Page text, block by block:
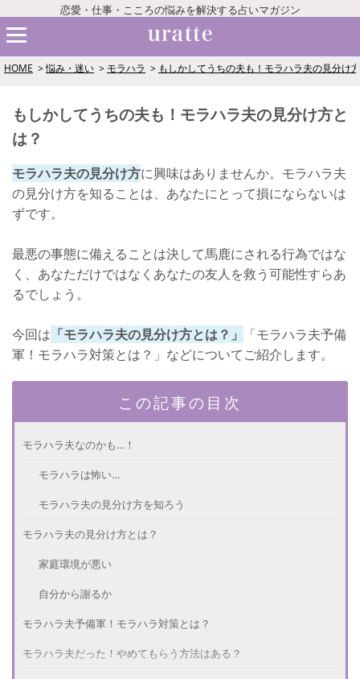
恋愛・仕事・こころの悩みを解決する占いマガジン
HOME 悩み・迷い モラハラ もしかしてうちの夫も！モラハラ夫の見分け
もしかしてうちの夫も！モラハラ夫の見分け方と
は？
モラハラ夫の見分け方に興味はありませんか。モラハラ夫
の見分け方を知ることは、あなたにとって損にならないは
ずです。
最悪の事態に備えることは決して馬鹿にされる行為ではな
く、あなただけではなくあなたの友人を救う可能性すらあ
るでしょう。
今回は 「モラハラ夫の見分け方とは？」
「モラハラ夫予備
軍！モラハラ対策とは？」などについてご紹介します。
この記事の目次
モラハラ夫なのかも…！
モラハラは怖い…
モラハラ夫の見分け方を知ろう
モラハラ夫の見分け方とは？
家庭環境が悪い
自分から謝るか
モラハラ夫予備軍！モラハラ対策とは？
モラハラ夫だった！やめてもらう方法はある？